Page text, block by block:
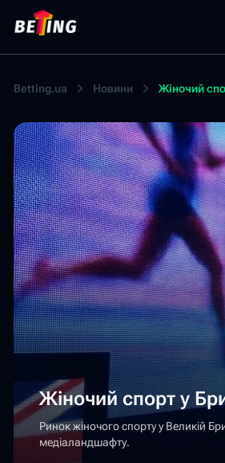
Betting.ua Новини Жіночий
Жіночий спорт у
Ринок жіночого спорту у Великій
медіаландшафту.